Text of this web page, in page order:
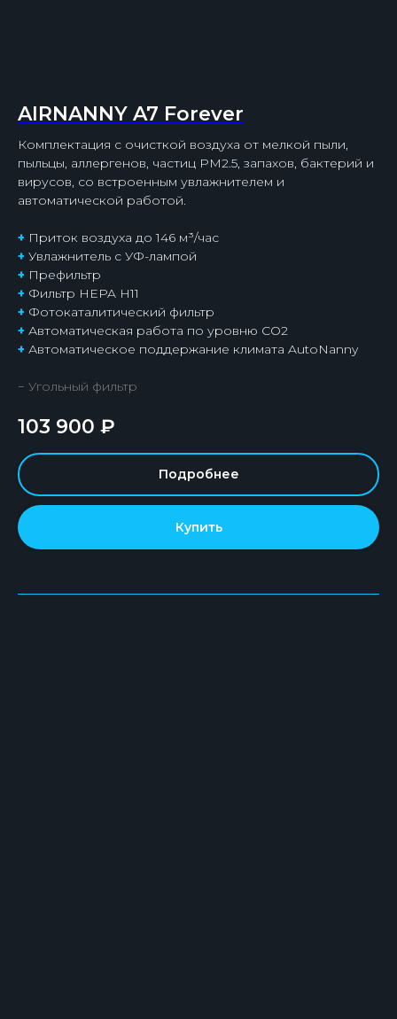
AIRNANNY A7 Forever
Комплектация с очисткой воздуха от мелкой пыли,
пыльцы, аллергенов, частиц PM2.5, запахов, бактерий и
вирусов, со встроенным увлажнителем и
автоматической работой.
+ Приток воздуха до 146 м³/час
+ Увлажнитель с УФ-лампой
+ Префильтр
+ Фильтр HEPA H11
+ Фотокаталитический фильтр
+ Автоматическая работа по уровню СО2
+ Автоматическое поддержание климата AutoNanny
− Угольный фильтр
103 900 ₽
Подробнее
Купить